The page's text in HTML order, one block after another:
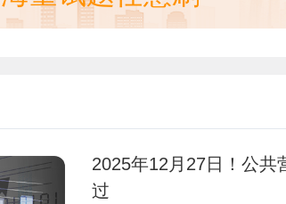
2025年12月27日！公共
过